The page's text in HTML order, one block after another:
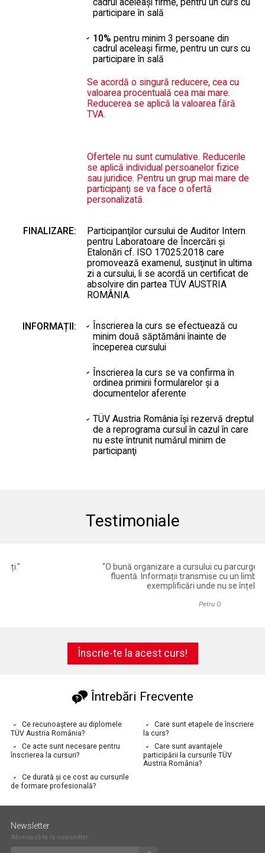
participare în sală
10% pentru minim 3 persoane din
cadrul aceleaşi firme, pentru un curs cu
participare în sală
Se acordă o singură reducere, cea cu
valoarea procentuală cea mai mare.
Reducerea se aplică la valoarea fără
TVA.
Ofertele nu sunt cumulative. Reducerile
se aplică individual persoanelor fizice
sau juridice. Pentru un grup mai mare de
participanţi se va face o ofertă
personalizată.
FINALIZARE:
Participanţilor cursului de Auditor Intern
pentru Laboratoare de Încercări şi
Etalonări cf. ISO 17025:2018 care
promovează examenul, susţinut în ultima
zi a cursului, li se acordă un certificat de
absolvire din partea TÜV AUSTRIA
ROMÂNIA.
INFORMAȚII:
Înscrierea la curs se efectuează cu
minim două săptămâni înainte de
începerea cursului
Înscrierea la curs se va confirma în
ordinea primirii formularelor şi a
documentelor aferente
TÜV Austria România îşi rezervă dreptul
de a reprograma cursul în cazul în care
nu este întrunit numărul minim de
participanţi
Testimoniale
"O bună organizare a cursului cu parcurgerea informatiilor
fluentă. Informații transmise cu un limbaj accesibil, cu
exemplificări unde nu se înțelege."
Înscrie-te la acest curs!
Întrebări Frecvente
Ce recunoaștere au diplomele
TÜV Austria România?
Care sunt etapele de înscriere
la curs?
Ce acte sunt necesare pentru
înscrierea la cursuri?
Care sunt avantajele
participării la cursurile TÜV
Austria România?
Ce durată și ce cost au cursurile
de formare profesională?
Newsletter
Abonează-te la newsletter: